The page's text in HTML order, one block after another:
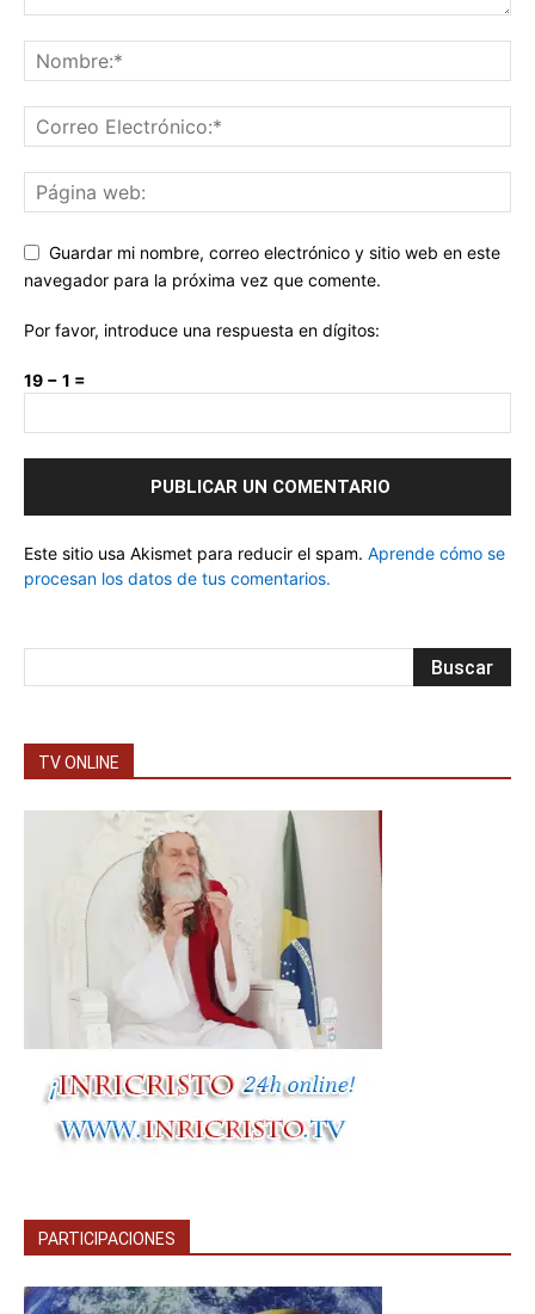
Guardar mi nombre, correo electrónico y sitio web en este
navegador para la próxima vez que comente.
Por favor, introduce una respuesta en dígitos:
19 − 1 =
Este sitio usa Akismet para reducir el spam. Aprende cómo se
procesan los datos de tus comentarios.
TV ONLINE
PARTICIPACIONES